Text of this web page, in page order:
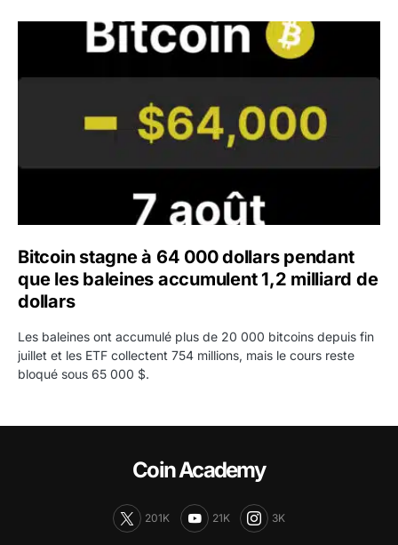
Bitcoin stagne à 64 000 dollars pendant que les
Bitcoin stagne à 64 000 dollars pendant
que les baleines accumulent 1,2 milliard de
dollars
Les baleines ont accumulé plus de 20 000 bitcoins depuis fin
juillet et les ETF collectent 754 millions, mais le cours reste
bloqué sous 65 000 $.
Coin Academy
201K 21K 3K